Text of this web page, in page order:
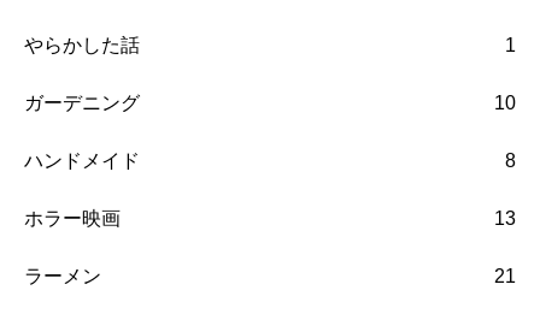
やらかした話 1
ガーデニング 10
ハンドメイド 8
ホラー映画 13
ラーメン 21